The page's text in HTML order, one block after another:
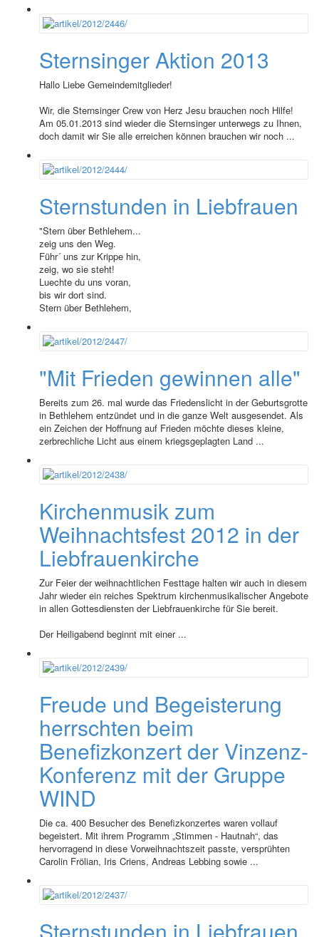
Sternsinger Aktion 2013
Hallo Liebe Gemeindemitglieder!
Wir, die Sternsinger Crew von Herz Jesu brauchen noch Hilfe!
Am 05.01.2013 sind wieder die Sternsinger unterwegs zu Ihnen,
doch damit wir Sie alle erreichen können brauchen wir noch ...
Sternstunden in Liebfrauen
"Stern über Bethlehem...
zeig uns den Weg.
Führ´ uns zur Krippe hin,
zeig, wo sie steht!
Luechte du uns voran,
bis wir dort sind.
Stern über Bethlehem,
"Mit Frieden gewinnen alle"
Bereits zum 26. mal wurde das Friedenslicht in der Geburtsgrotte
in Bethlehem entzündet und in die ganze Welt ausgesendet. Als
ein Zeichen der Hoffnung auf Frieden möchte dieses kleine,
zerbrechliche Licht aus einem kriegsgeplagten Land ...
Kirchenmusik zum
Weihnachtsfest 2012 in der
Liebfrauenkirche
Zur Feier der weihnachtlichen Festtage halten wir auch in diesem
Jahr wieder ein reiches Spektrum kirchenmusikalischer Angebote
in allen Gottesdiensten der Liebfrauenkirche für Sie bereit.
Der Heiligabend beginnt mit einer ...
Freude und Begeisterung
herrschten beim
Benefizkonzert der Vinzenz-
Konferenz mit der Gruppe
WIND
Die ca. 400 Besucher des Benefizkonzertes waren vollauf
begeistert. Mit ihrem Programm „Stimmen - Hautnah“, das
hervorragend in diese Vorweihnachtszeit passte, versprühten
Carolin Frölian, Iris Criens, Andreas Lebbing sowie ...